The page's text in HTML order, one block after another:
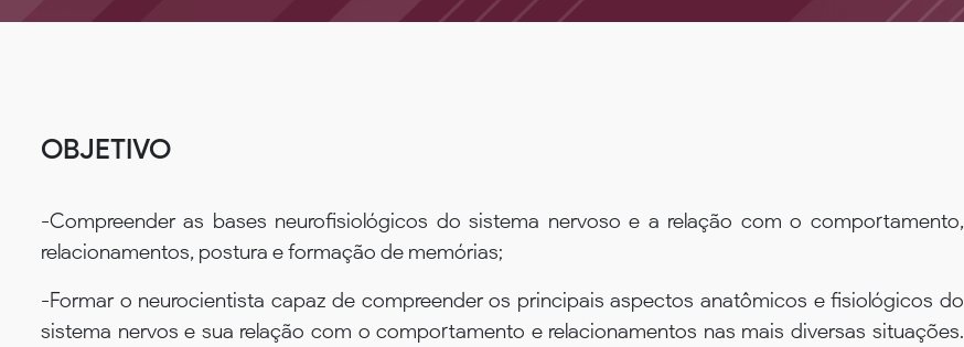
OBJETIVO
-Compreender as bases neurofisiológicos do sistema nervoso e a relação com o comportamento,
relacionamentos, postura e formação de memórias;
-Formar o neurocientista capaz de compreender os principais aspectos anatômicos e fisiológicos do
sistema nervos e sua relação com o comportamento e relacionamentos nas mais diversas situações.